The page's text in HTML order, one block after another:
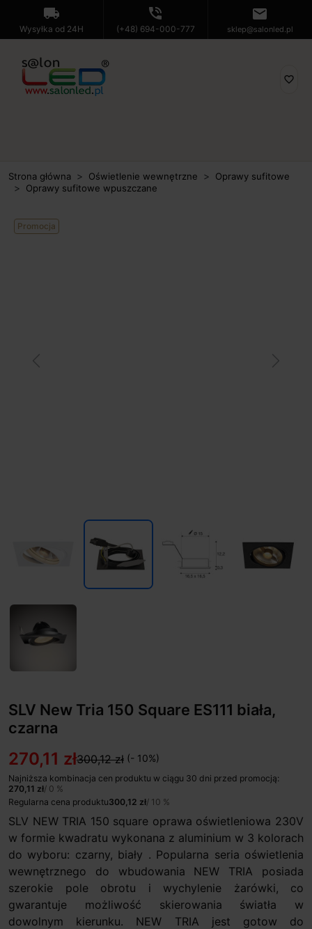
local_shipping
Wysyłka od 24H
phone_in_talk
(+48) 694-000-777
mail
sklep@salonled.pl
favorite_border
Strona główna Oświetlenie wewnętrzne
Oprawy sufitowe
Oprawy sufitowe wpuszczane
Promocja
SLV New Tria 150 Square ES111 biała,
czarna
270,11 zł300,12 zł (- 10%)
Najniższa kombinacja cen produktu w ciągu 30 dni przed promocją:
270,11 zł/ 0 %
Regularna cena produktu300,12 zł/ 10 %
SLV NEW TRIA 150 square oprawa oświetleniowa 230V
w formie kwadratu wykonana z aluminium w 3 kolorach
do wyboru: czarny, biały . Popularna seria oświetlenia
wewnętrznego do wbudowania NEW TRIA posiada
szerokie pole obrotu i wychylenie żarówki, co
gwarantuje możliwość skierowania światła w
dowolnym kierunku. NEW TRIA jest gotow do